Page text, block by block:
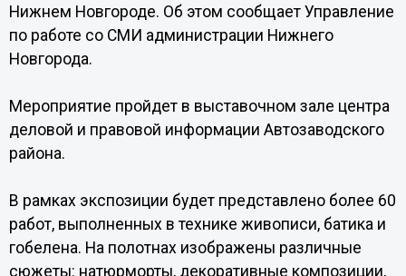
Нижнем Новгороде. Об этом сообщает Управление
по работе со СМИ администрации Нижнего
Новгорода.
Мероприятие пройдет в выставочном зале центра
деловой и правовой информации Автозаводского
района.
В рамках экспозиции будет представлено более 60
работ, выполненных в технике живописи, батика и
гобелена. На полотнах изображены различные
сюжеты: натюрморты, декоративные композиции,